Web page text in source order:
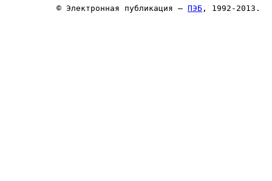
© Электронная публикация — ПЭБ , 1992-2013.